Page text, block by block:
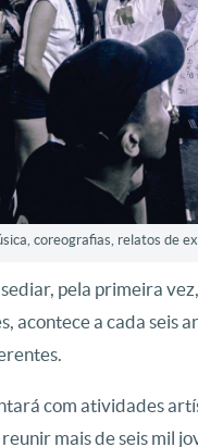
coreografias, relatos de
pela primeira
acontece a cada seis
com atividades
mais de seis mil